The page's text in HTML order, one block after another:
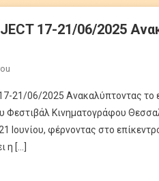
17-21/06/2025
21/06/2025 Ανακαλύπτοντας το
Φεστιβάλ Κινηματογράφου
Ιουνίου, φέρνοντας στο
η […]